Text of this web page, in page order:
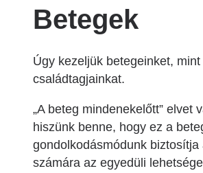
Betegek
Úgy kezeljük betegeinket,
családtagjainkat.
„A beteg mindenekelőtt” elvet
hiszünk benne, hogy ez a
gondolkodásmódunk biztosítja
számára az egyedüli